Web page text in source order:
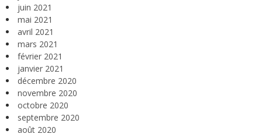
juin 2021
mai 2021
avril 2021
mars 2021
février 2021
janvier 2021
décembre 2020
novembre 2020
octobre 2020
septembre 2020
août 2020